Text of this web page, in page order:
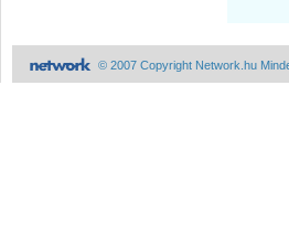
© 2007 Copyright Network.hu